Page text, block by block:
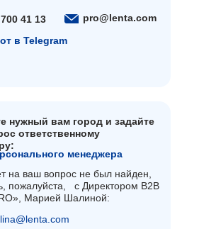
41 13 pro@lenta.com
менеджера
на ваш вопрос не был найден,
пожалуйста, с Директором B2B
Марией Шалиной:
нужный вам город и задайте
ответственному
в Telegram